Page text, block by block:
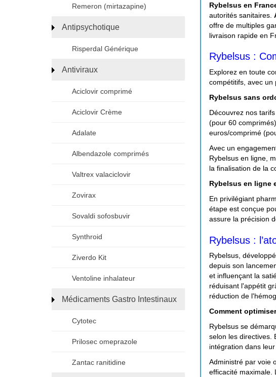
Remeron (mirtazapine)
Antipsychotique
Risperdal Générique
Antiviraux
Aciclovir comprimé
Aciclovir Crème
Adalate
Albendazole comprimés
Valtrex valaciclovir
Zovirax
Sovaldi sofosbuvir
Synthroid
Ziverdo Kit
Ventoline inhalateur
Médicaments Gastro Intestinaux
Cytotec
Prilosec omeprazole
Zantac ranitidine
Rybelsus en
autorités sanitaires.
offre de multiples
livraison rapide en
Rybelsus :
Explorez en toute
compétitifs, avec un
Rybelsus sans
Découvrez nos
(pour 60
euros/comprimé
Avec un
Rybelsus en ligne,
la finalisation de la
Rybelsus en ligne
En privilégiant
étape est conçue
assure la précision
Rybelsus :
Rybelsus,
depuis son
et influençant la
réduisant l'appétit
réduction de
Comment
Rybelsus se
selon les directives.
intégration dans
Administré par voie
efficacité maximale.